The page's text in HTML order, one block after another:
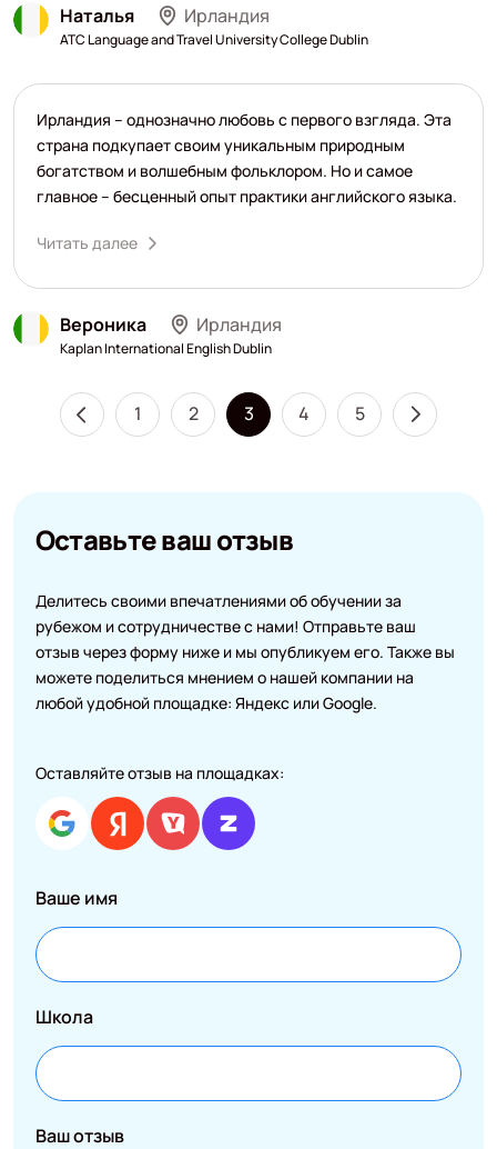
Наталья Ирландия
ATC Language and Travel University College Dublin
Вероника Ирландия
Kaplan International English Dublin
Ирландия – однозначно любовь с первого взгляда. Эта
страна подкупает своим уникальным природным
богатством и волшебным фольклором. Но и самое
главное – бесценный опыт практики английского языка.
Читать далее
1 2 3 4 5
Оставьте ваш отзыв
Делитесь своими впечатлениями об обучении за
рубежом и сотрудничестве с нами! Отправьте ваш
отзыв через форму ниже и мы опубликуем его. Также вы
можете поделиться мнением о нашей компании на
любой удобной площадке: Яндекс или Google.
Оставляйте отзыв на площадках:
Ваше имя
Школа
Ваш отзыв